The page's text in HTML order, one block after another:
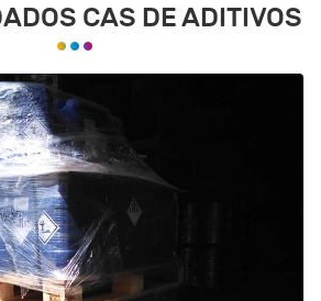
CAS DE ADITIVOS